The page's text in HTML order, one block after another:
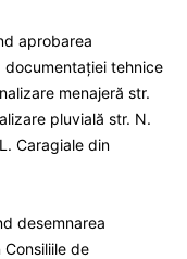
aprobarea
documentaţiei tehnice
menajeră str.
pluvială str. N.
Caragiale din
desemnarea
de